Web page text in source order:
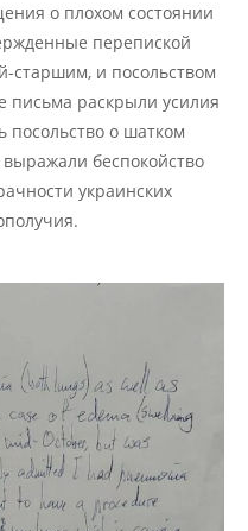
о плохом состоянии
перепиской
старшим, и посольством
раскрыли усилия
о шатком
беспокойство
украинских